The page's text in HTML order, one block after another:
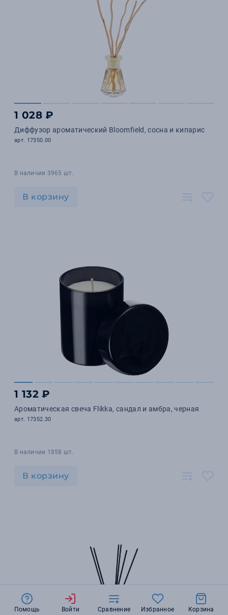
1 028 ₽
Диффузор ароматический Bloomfield, сосна и кипарис
арт. 17350.00
В наличии 3965 шт.
В корзину
1 132 ₽
Ароматическая свеча Flikka, сандал и амбра, черная
арт. 17352.30
В наличии 1858 шт.
В корзину
Помощь Войти Сравнение Избранное Корзина